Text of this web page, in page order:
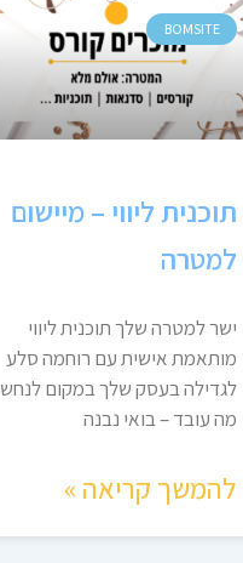
BOMSITE
תוכנית ליווי – מיישום
למטרה
ישר למטרה שלך תוכנית ליווי
מותאמת אישית עם רוחמה סלע
לגדילה בעסק שלך במקום לנחש
מה עובד – בואי נבנה
להמשך קריאה »